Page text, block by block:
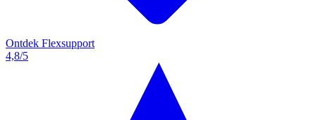
Ontdek Flexsupport